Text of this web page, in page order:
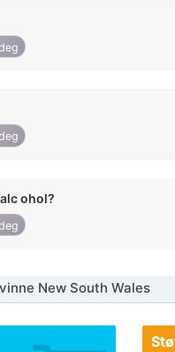
ohol?
New South Wales